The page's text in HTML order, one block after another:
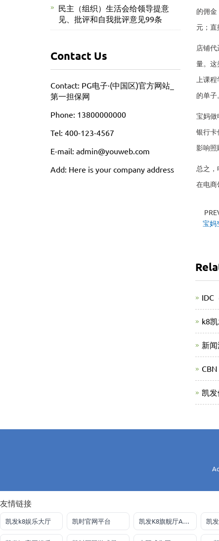
的佣
元；直
店铺
量。这
上课
的单子。
宝妈做
银行卡
影响照
总之
在电商
宝妈
IDC
k8
新
凯
民主（组织）生活会给领导提意
见、批评和自我批评意见99条
Contact Us
Contact: PG电子·(中国区)官方网站_
第一担保网
Phone: 13800000000
Tel: 400-123-4567
E-mail: admin@youweb.com
Add: Here is your company address
友情链接
凯发k8娱乐大厅 凯时官网平台 凯发K8旗舰厅APP官方 凯